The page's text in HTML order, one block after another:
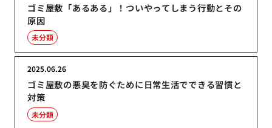
ゴミ屋敷「あるある」！ついやってしまう行動とその
原因
未分類
ゴミ屋敷の悪臭を防ぐために日常生活でできる習慣と
対策
2025.06.26
未分類